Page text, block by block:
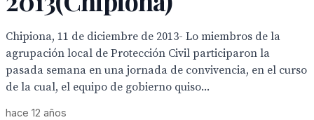
Chipiona, 11 de diciembre de 2013- Lo miembros de la
agrupación local de Protección Civil participaron la
pasada semana en una jornada de convivencia, en el curso
de la cual, el equipo de gobierno quiso...
hace 12 años